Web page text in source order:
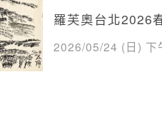
羅芙奧台北2026
2026/05/24 (日) 下